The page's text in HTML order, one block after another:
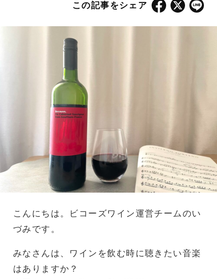
この記事をシェア
こんにちは。ビコーズワイン運営チームのい
づみです。
みなさんは、ワインを飲む時に聴きたい音楽
はありますか？